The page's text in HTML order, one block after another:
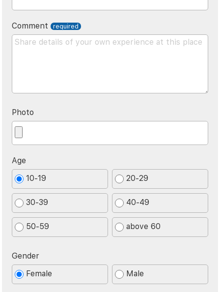
Comment
Photo
Age
10-19
20-29
30-39 40-49
50-59 above 60
Gender
Female
Male